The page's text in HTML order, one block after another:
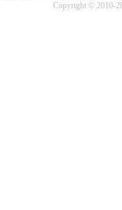
Copyright © 2010-